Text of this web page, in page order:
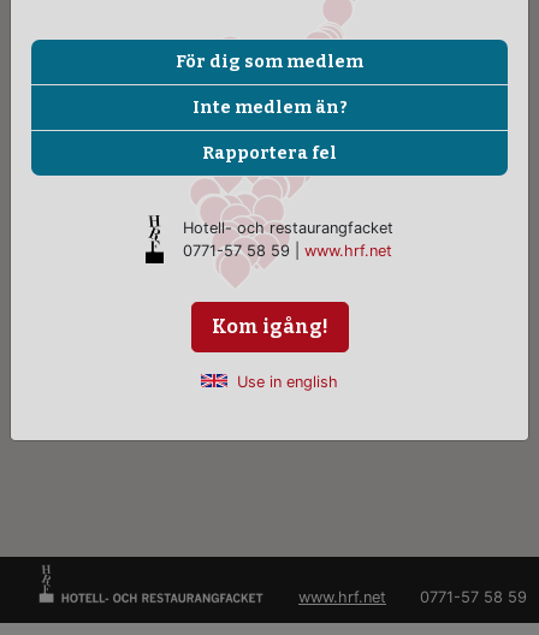
www.hrf.net 0771-57 58 59
För dig som medlem
Inte medlem än?
Rapportera fel
Hotell- och restaurangfacket
0771-57 58 59 |www.hrf.net
Kom igång!
Use in english